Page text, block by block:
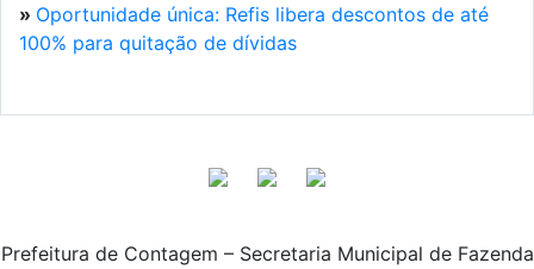
» Oportunidade única: Refis libera descontos de até
100% para quitação de dívidas
Prefeitura de Contagem – Secretaria Municipal de Fazenda